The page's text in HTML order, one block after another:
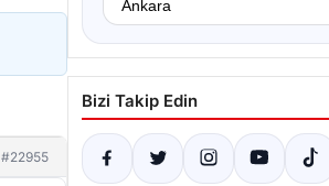
#22955
Bizi Takip Edin